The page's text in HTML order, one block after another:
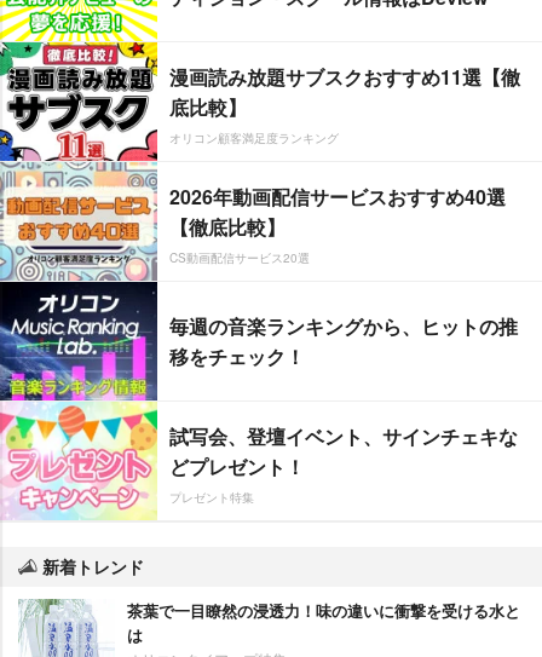
漫画読み放題サブスクおすすめ11選【徹
底比較】
オリコン顧客満足度ランキング
2026年動画配信サービスおすすめ40選
【徹底比較】
CS動画配信サービス20選
毎週の音楽ランキングから、ヒットの推
移をチェック！
試写会、登壇イベント、サインチェキな
どプレゼント！
プレゼント特集
新着トレンド
茶葉で一目瞭然の浸透力！味の違いに衝撃を受ける水と
は